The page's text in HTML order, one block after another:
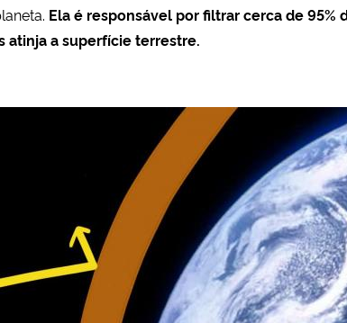
Ela é responsável por filtrar cerca de 95%
atinja a superfície terrestre.